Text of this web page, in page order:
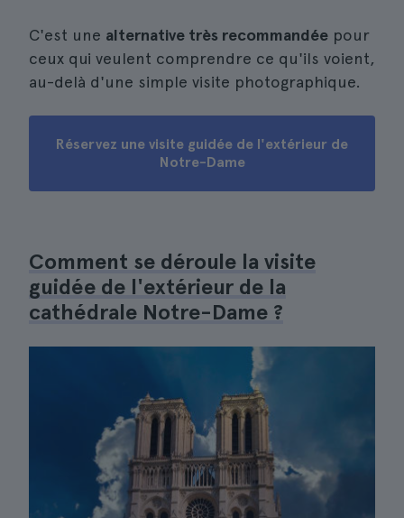
C'est une alternative très recommandée pour
ceux qui veulent comprendre ce qu'ils voient,
au-delà d'une simple visite photographique.
Réservez une visite guidée de l'extérieur de
Notre-Dame
Comment se déroule la visite
guidée de l'extérieur de la
cathédrale Notre-Dame ?